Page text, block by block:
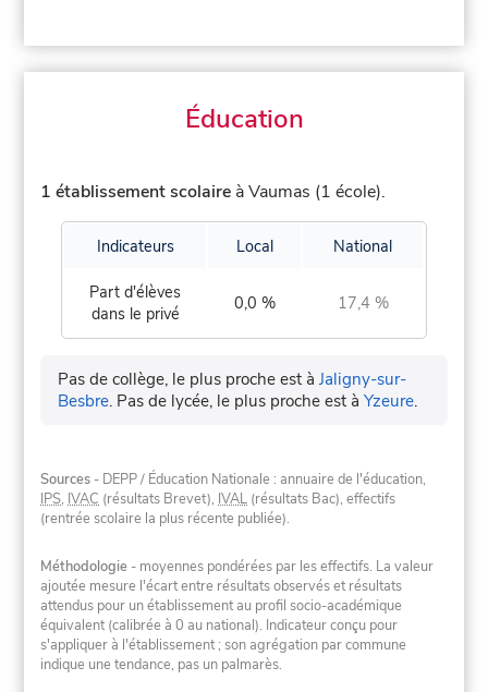
Éducation
1 établissement scolaire à Vaumas (1 école).
Indicateurs Local National
Part d'élèves
dans le privé
0,0 % 17,4 %
Pas de collège, le plus proche est àJaligny-sur-
Besbre. Pas de lycée, le plus proche est àYzeure.
Sources - DEPP / Éducation Nationale : annuaire de l'éducation,
IPS, IVAC (résultats Brevet), IVAL (résultats Bac), effectifs
(rentrée scolaire la plus récente publiée).
Méthodologie - moyennes pondérées par les effectifs. La valeur
ajoutée mesure l'écart entre résultats observés et résultats
attendus pour un établissement au profil socio-académique
équivalent (calibrée à 0 au national). Indicateur conçu pour
s'appliquer à l'établissement ; son agrégation par commune
indique une tendance, pas un palmarès.